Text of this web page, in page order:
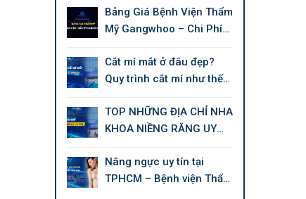
Bảng Giá Bệnh Viện Thẩm
Mỹ Gangwhoo – Chi Phí
Cắt mí mắt ở đâu đẹp?
Quy trình cắt mí như thế
TOP NHỮNG ĐỊA CHỈ NHA
KHOA NIỀNG RĂNG UY
Nâng ngực uy tín tại
TPHCM – Bệnh viện Thẩm